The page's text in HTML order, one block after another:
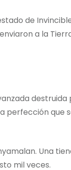
de
a la
destruida
perfección que
Una
mil veces.